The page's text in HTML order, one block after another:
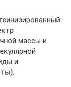
массы и
и